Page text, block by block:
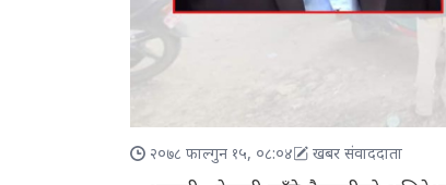
२०७८ फाल्गुन १५, ०८:०४ खबर संवाददाता